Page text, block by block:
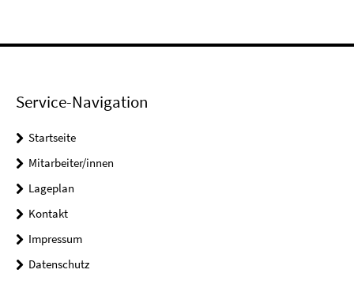
Service-Navigation
Startseite
Mitarbeiter/innen
Lageplan
Kontakt
Impressum
Datenschutz